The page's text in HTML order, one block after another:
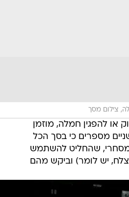
צילום מסך
או להפגין חמלה, מוזמן
מספרים כי בסך הכל
מסחרי, שהחליט להשתמש
יש לומר) וביקש מהם